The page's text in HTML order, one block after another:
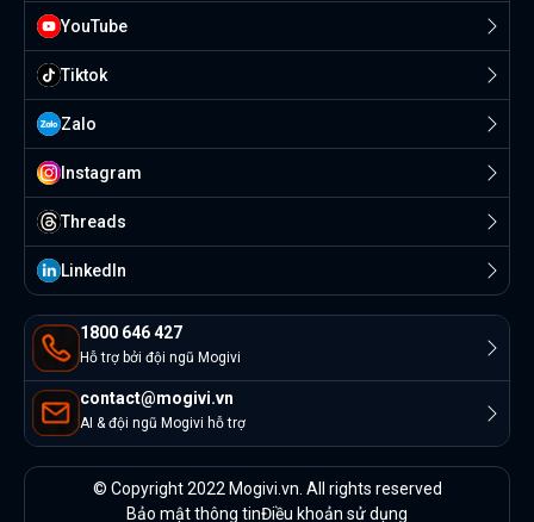
1800 646 427
Hỗ trợ bởi đội ngũ Mogivi
contact@mogivi.vn
AI & đội ngũ Mogivi hỗ trợ
YouTube
Tiktok
Zalo
Instagram
Threads
Linkedln
© Copyright 2022 Mogivi.vn. All rights reserved
Bảo mật thông tinĐiều khoản sử dụng